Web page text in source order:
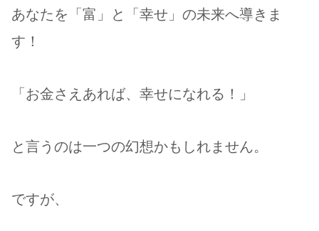
あなたを「富」と「幸せ」の未来へ導きま
す！
「お金さえあれば、幸せになれる！」
と言うのは一つの幻想かもしれません。
ですが、